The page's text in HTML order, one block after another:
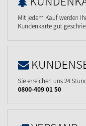
Mit jedem Kauf werden
Kundenkarte gut
Sie erreichen uns 24
0800-409 01 50